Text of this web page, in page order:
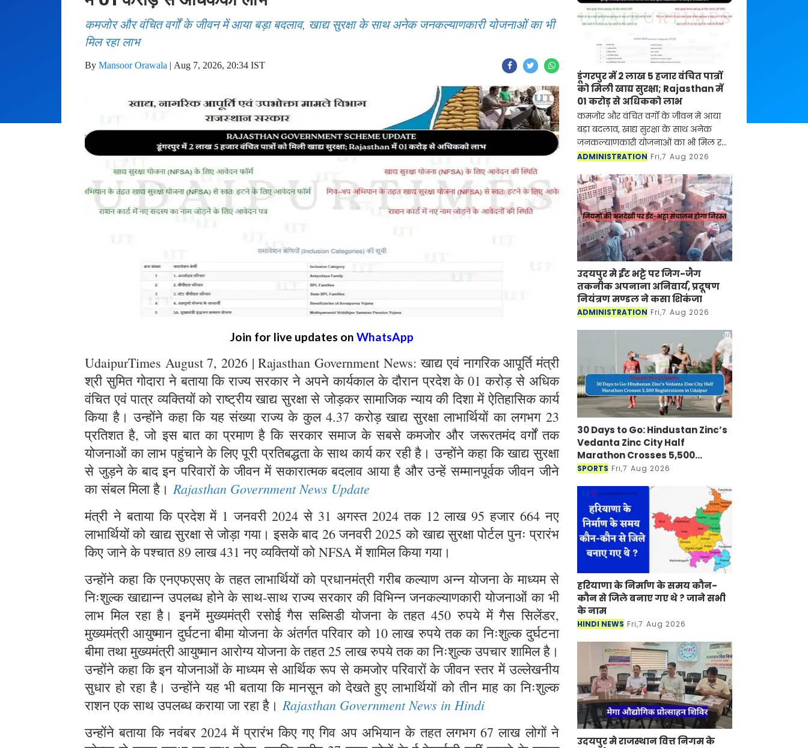
कमजोर और वंचित वर्गों के जीवन में आया बड़ा बदलाव, खाद्य सुरक्षा के साथ अनेक जनकल्याणकारी योजनाओं का भी
मिल रहा लाभ
By Mansoor Orawala | Aug 7, 2026, 20:34 IST
Join for live updates on WhatsApp
UdaipurTimes August 7, 2026 | Rajasthan Government News: खाद्य एवं नागरिक आपूर्ति मंत्री
श्री सुमित गोदारा ने बताया कि राज्य सरकार ने अपने कार्यकाल के दौरान प्रदेश के 01 करोड़ से अधिक
वंचित एवं पात्र व्यक्तियों को राष्ट्रीय खाद्य सुरक्षा से जोड़कर सामाजिक न्याय की दिशा में ऐतिहासिक कार्य
किया है। उन्होंने कहा कि यह संख्या राज्य के कुल 4.37 करोड़ खाद्य सुरक्षा लाभार्थियों का लगभग 23
प्रतिशत है, जो इस बात का प्रमाण है कि सरकार समाज के सबसे कमजोर और जरूरतमंद वर्गों तक
योजनाओं का लाभ पहुंचाने के लिए पूरी प्रतिबद्धता के साथ कार्य कर रही है। उन्होंने कहा कि खाद्य सुरक्षा
से जुड़ने के बाद इन परिवारों के जीवन में सकारात्मक बदलाव आया है और उन्हें सम्मानपूर्वक जीवन जीने
का संबल मिला है। Rajasthan Government News Update
मंत्री ने बताया कि प्रदेश में 1 जनवरी 2024 से 31 अगस्त 2024 तक 12 लाख 95 हजार 664 नए
लाभार्थियों को खाद्य सुरक्षा से जोड़ा गया। इसके बाद 26 जनवरी 2025 को खाद्य सुरक्षा पोर्टल पुनः प्रारंभ
किए जाने के पश्चात 89 लाख 431 नए व्यक्तियों को NFSA में शामिल किया गया।
उन्होंने कहा कि एनएफएसए के तहत लाभार्थियों को प्रधानमंत्री गरीब कल्याण अन्न योजना के माध्यम से
निःशुल्क खाद्यान्न उपलब्ध होने के साथ-साथ राज्य सरकार की विभिन्न जनकल्याणकारी योजनाओं का भी
लाभ मिल रहा है। इनमें मुख्यमंत्री रसोई गैस सब्सिडी योजना के तहत 450 रुपये में गैस सिलेंडर,
मुख्यमंत्री आयुष्मान दुर्घटना बीमा योजना के अंतर्गत परिवार को 10 लाख रुपये तक का निःशुल्क दुर्घटना
बीमा तथा मुख्यमंत्री आयुष्मान आरोग्य योजना के तहत 25 लाख रुपये तक का निःशुल्क उपचार शामिल है।
उन्होंने कहा कि इन योजनाओं के माध्यम से आर्थिक रूप से कमजोर परिवारों के जीवन स्तर में उल्लेखनीय
सुधार हो रहा है। उन्होंने यह भी बताया कि मानसून को देखते हुए लाभार्थियों को तीन माह का निःशुल्क
राशन एक साथ उपलब्ध कराया जा रहा है। Rajasthan Government News in Hindi
उन्होंने बताया कि नवंबर 2024 में प्रारंभ किए गए गिव अप अभियान के तहत लगभग 67 लाख लोगों ने
डूंगरपुर में 2 लाख 5 हजार वंचित पात्रों
को मिली खाद्य सुरक्षा; Rajasthan में
01 करोड़ से अधिकको लाभ
कमजोर और वंचित वर्गों के जीवन में आया
बड़ा बदलाव, खाद्य सुरक्षा के साथ अनेक
जनकल्याणकारी योजनाओं का भी मिल रहा
लाभ
ADMINISTRATION Fri,7 Aug 2026
उदयपुर मे ईंट भट्टे पर जिग-जैग
तकनीक अपनाना अनिवार्य, प्रदूषण
नियंत्रण मण्डल ने कसा शिकंजा
ADMINISTRATION Fri,7 Aug 2026
30 Days to Go: Hindustan Zinc’s
Vedanta Zinc City Half
Marathon Crosses 5,500
Registrations in Udaipur
SPORTS Fri,7 Aug 2026
हरियाणा के निर्माण के समय कौन-
कौन से जिले बनाए गए थे ? जाने सभी
के नाम
HINDI NEWS Fri,7 Aug 2026
उदयपुर मे राजस्थान वित्त निगम के